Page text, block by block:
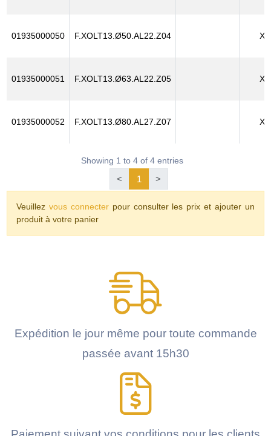
01935000050 F.XOLT13.Ø50.AL22.Z04
01935000051 F.XOLT13.Ø63.AL22.Z05
01935000052 F.XOLT13.Ø80.AL27.Z07
Showing 1 to 4 of 4 entries
< 1 >
Veuillezvous connecterpour consulter les prix et ajouter un
produit à votre panier
Expédition le jour même pour toute commande
passée avant 15h30